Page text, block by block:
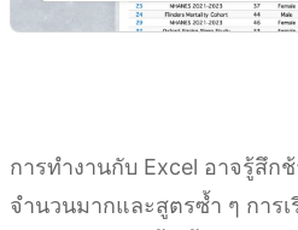
การทำงานกับ Excel อาจรู้สึก
จำนวนมากและสูตรซ้ำ ๆ การเ